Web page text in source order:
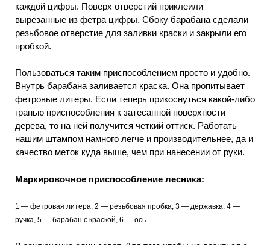
каждой цифры. Поверх отверстий приклеили
вырезанные из фетра цифры. Сбоку барабана сделали
резьбовое отверстие для заливки краски и закрыли его
пробкой.
Пользоваться таким приспособлением просто и удобно.
Внутрь барабана заливается краска. Она пропитывает
фетровые литеры. Если теперь прикоснуться какой-либо
гранью приспособления к затесанной поверхности
дерева, то на ней получится четкий оттиск. Работать
нашим штампом намного легче и производительнее, да и
качество меток куда выше, чем при нанесении от руки.
Маркировочное приспособление лесника:
1 — фетровая литера, 2 — резьбовая пробка, 3 — державка, 4 —
ручка, 5 — барабан с краской, 6 — ось.